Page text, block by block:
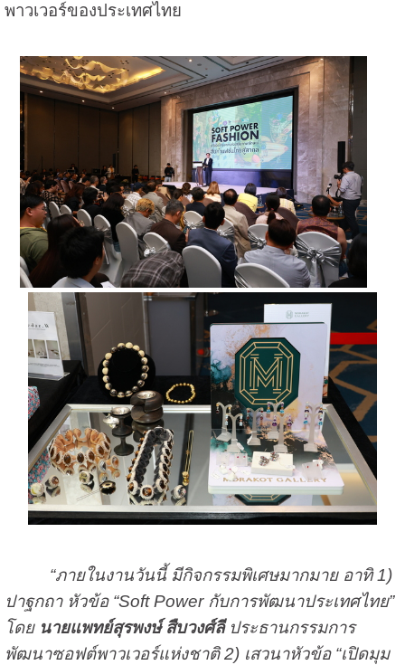
พาวเวอร์ของประเทศไทย
“ภายในงานวันนี้ มีกิจกรรมพิเศษมากมาย อาทิ 1)
ปาฐกถา หัวข้อ “Soft Power กับการพัฒนาประเทศไทย”
โดย นายแพทย์สุรพงษ์ สืบวงศ์ลีประธานกรรมการ
พัฒนาซอฟต์พาวเวอร์แห่งชาติ 2) เสวนาหัวข้อ “เปิดมุม